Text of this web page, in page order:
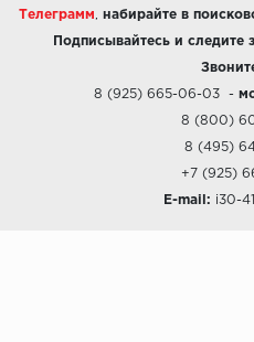
Телеграмм набирайте в
Подписывайтесь и следите
8 (925) 665-06-03-
8 (800)
8 (495)
+7 (925)
E-mail: i30-